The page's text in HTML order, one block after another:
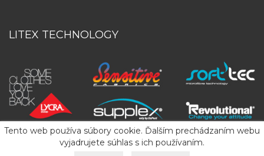
Tento web používa súbory cookie. Ďalším prechádzaním webu
vyjadrujete súhlas s ich používaním.
LITEX TECHNOLOGY